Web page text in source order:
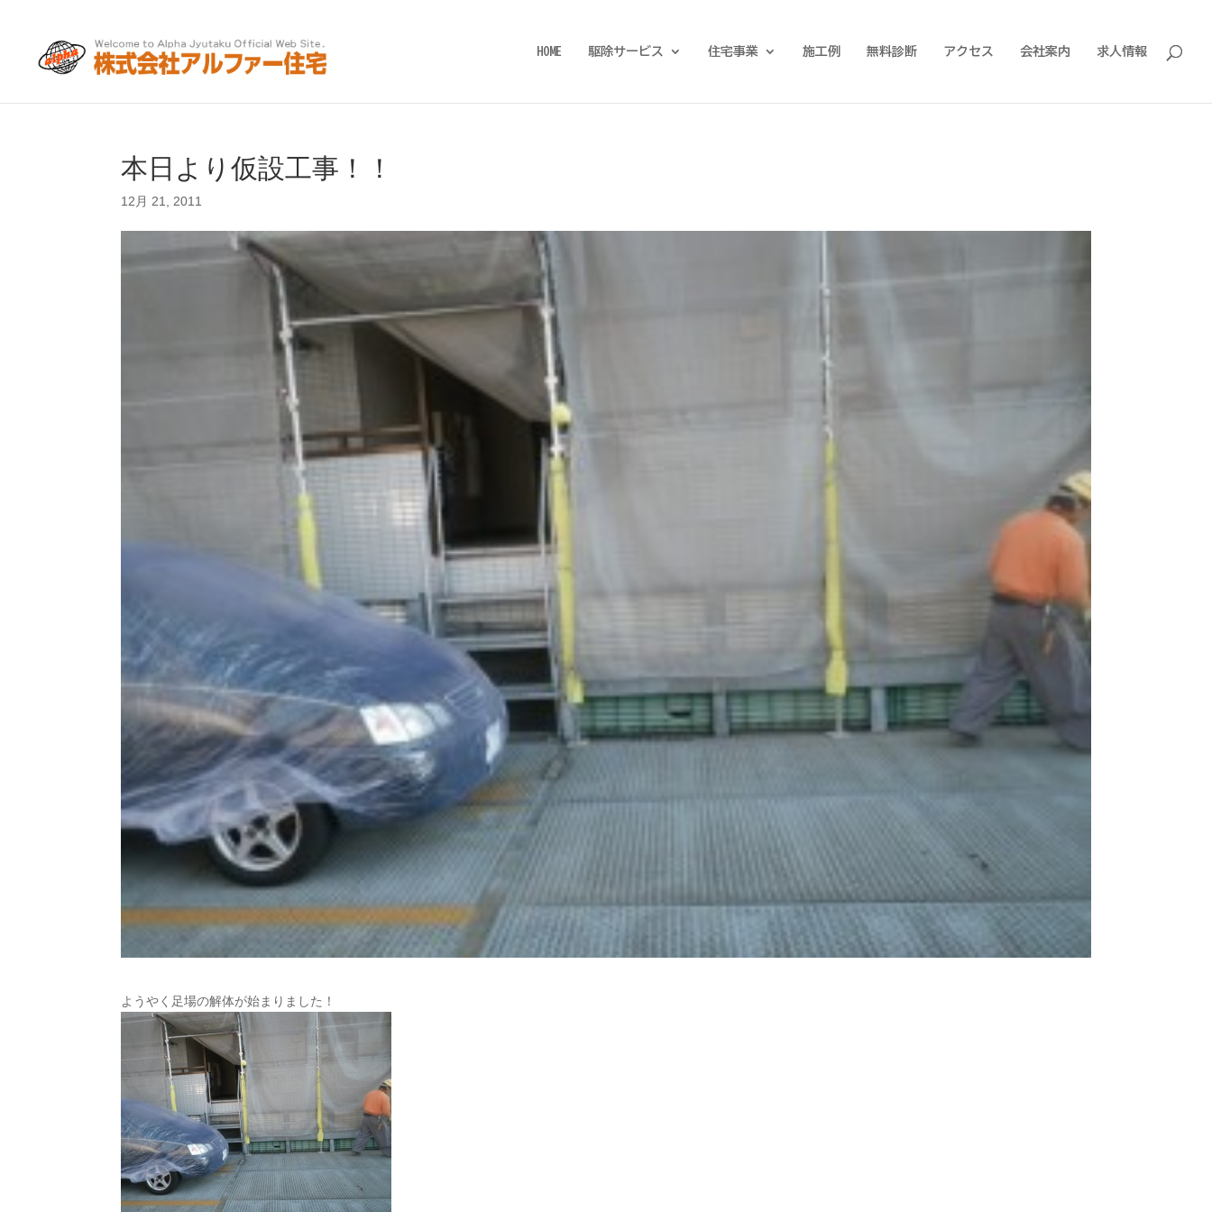
HOME 駆除サービス 住宅事業 施工例 無料診断 アクセス 会社案内 求人情報
本日より仮設工事！！
12月 21, 2011
ようやく足場の解体が始まりました！